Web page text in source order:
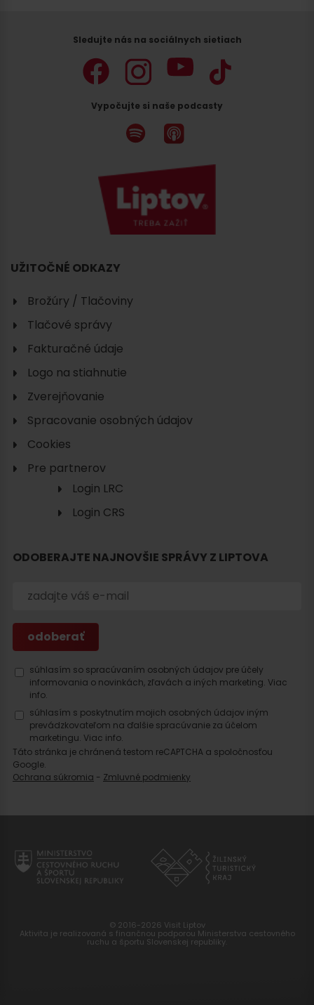
Sledujte nás na sociálnych sietiach
Vypočujte si naše podcasty
UŽITOČNÉ ODKAZY
Brožúry / Tlačoviny
Tlačové správy
Fakturačné údaje
Logo na stiahnutie
Zverejňovanie
Spracovanie osobných údajov
Cookies
Pre partnerov
Login LRC
Login CRS
ODOBERAJTE NAJNOVŠIE SPRÁVY Z LIPTOVA
súhlasím so spracúvaním osobných údajov pre účely
informovania o novinkách, zľavách a iných marketing. Viac
info.
súhlasím s poskytnutím mojich osobných údajov iným
prevádzkovateľom na ďalšie spracúvanie za účelom
marketingu. Viac info.
Táto stránka je chránená testom reCAPTCHA a spoločnosťou
Google.
Ochrana súkromia - Zmluvné podmienky
© 2016-2026 Visit Liptov
Aktivita je realizovaná s finančnou podporou Ministerstva cestovného
ruchu a športu Slovenskej republiky.